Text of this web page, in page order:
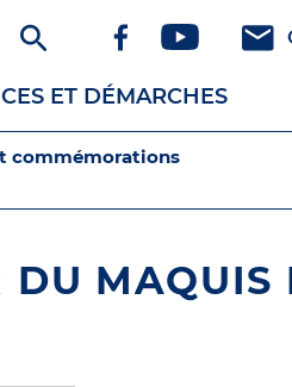
Réseaux
sociaux
ET DÉMARCHES
commémorations
DU MAQUIS